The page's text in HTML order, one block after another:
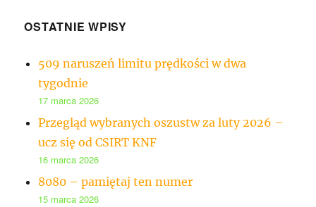
OSTATNIE WPISY
509 naruszeń limitu prędkości w dwa
tygodnie
17 marca 2026
Przegląd wybranych oszustw za luty 2026 –
ucz się od CSIRT KNF
16 marca 2026
8080 – pamiętaj ten numer
15 marca 2026